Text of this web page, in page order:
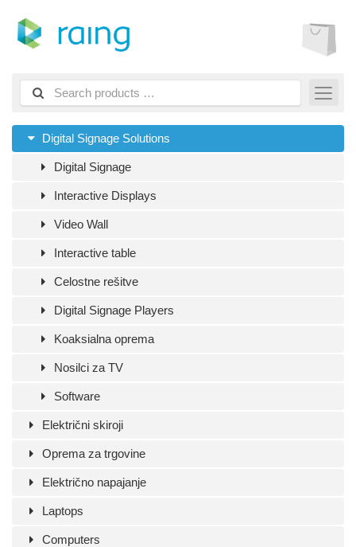
Digital Signage Solutions
Digital Signage
Interactive Displays
Video Wall
Interactive table
Celostne rešitve
Digital Signage Players
Koaksialna oprema
Nosilci za TV
Software
Električni skiroji
Oprema za trgovine
Električno napajanje
Laptops
Computers